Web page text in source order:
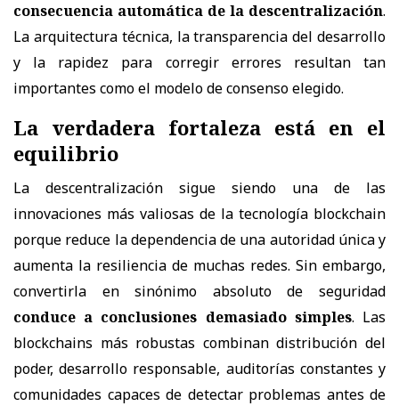
consecuencia automática de la descentralización.
La arquitectura técnica, la transparencia del desarrollo
y la rapidez para corregir errores resultan tan
importantes como el modelo de consenso elegido.
La verdadera fortaleza está en el
equilibrio
La descentralización sigue siendo una de las
innovaciones más valiosas de la tecnología blockchain
porque reduce la dependencia de una autoridad única y
aumenta la resiliencia de muchas redes. Sin embargo,
convertirla en sinónimo absoluto de seguridad
conduce a conclusiones demasiado simples. Las
blockchains más robustas combinan distribución del
poder, desarrollo responsable, auditorías constantes y
comunidades capaces de detectar problemas antes de